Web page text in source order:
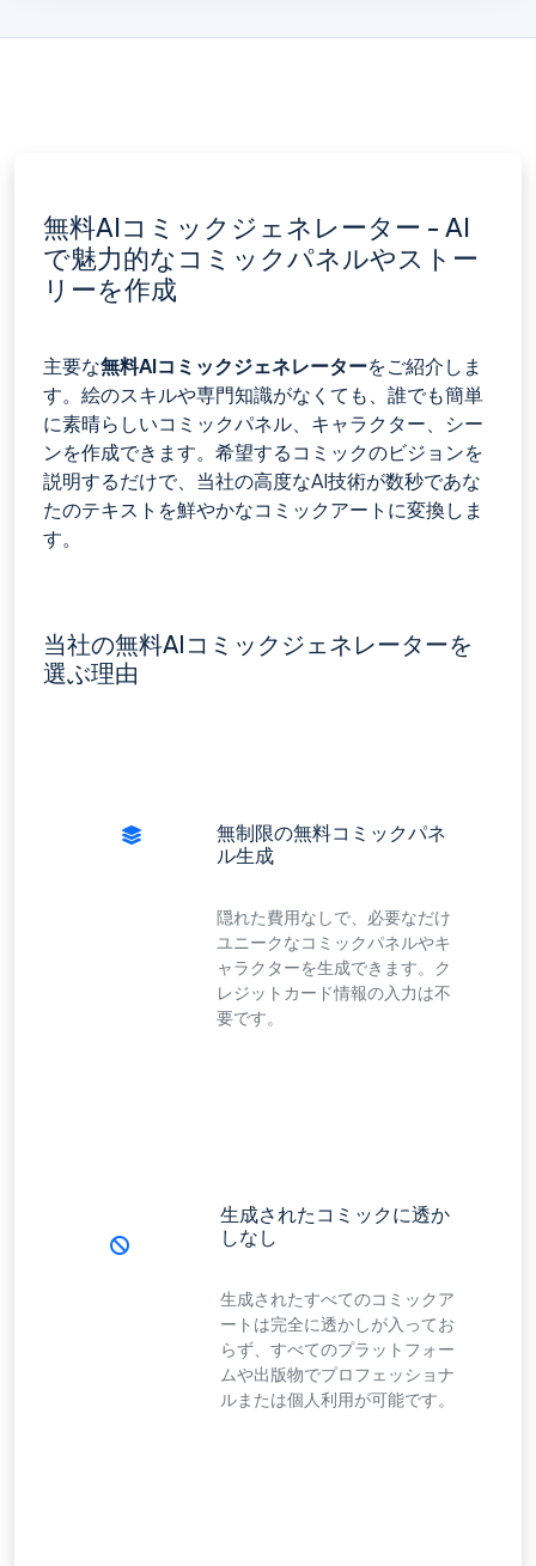
無料AIコミックジェネレーター - AI
で魅力的なコミックパネルやストー
リーを作成
主要な無料AIコミックジェネレーターをご紹介しま
す。絵のスキルや専門知識がなくても、誰でも簡単
に素晴らしいコミックパネル、キャラクター、シー
ンを作成できます。希望するコミックのビジョンを
説明するだけで、当社の高度なAI技術が数秒であな
たのテキストを鮮やかなコミックアートに変換しま
す。
当社の無料AIコミックジェネレーターを
選ぶ理由
無制限の無料コミックパネ
ル生成
隠れた費用なしで、必要なだけ
ユニークなコミックパネルやキ
ャラクターを生成できます。ク
レジットカード情報の入力は不
要です。
生成されたコミックに透か
しなし
生成されたすべてのコミックア
ートは完全に透かしが入ってお
らず、すべてのプラットフォー
ムや出版物でプロフェッショナ
ルまたは個人利用が可能です。